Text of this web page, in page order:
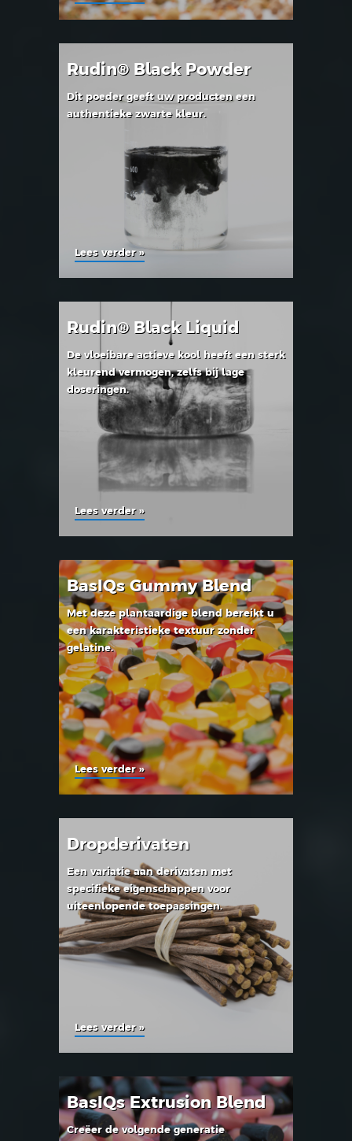
Rudin® Black Powder
Dit poeder geeft uw producten een
authentieke zwarte kleur.
Lees verder »
Rudin® Black Liquid
De vloeibare actieve kool heeft een sterk
kleurend vermogen, zelfs bij lage
doseringen.
Lees verder »
BasIQs Gummy Blend
Met deze plantaardige blend bereikt u
een karakteristieke textuur zonder
gelatine.
Lees verder »
Dropderivaten
Een variatie aan derivaten met
specifieke eigenschappen voor
uiteenlopende toepassingen.
Lees verder »
BasIQs Extrusion Blend
Creëer de volgende generatie